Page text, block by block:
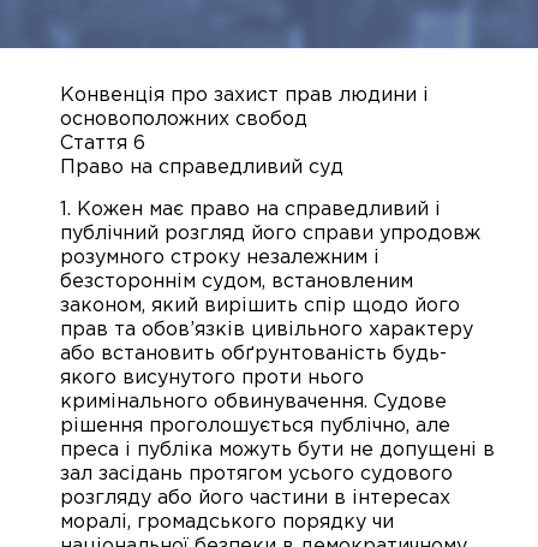
Конвенція про захист прав людини і
основоположних свобод
Стаття 6
Право на справедливий суд
1. Кожен має право на справедливий і
публічний розгляд його справи упродовж
розумного строку незалежним і
безстороннім судом, встановленим
законом, який вирішить спір щодо його
прав та обов’язків цивільного характеру
або встановить обґрунтованість будь-
якого висунутого проти нього
кримінального обвинувачення. Судове
рішення проголошується публічно, але
преса і публіка можуть бути не допущені в
зал засідань протягом усього судового
розгляду або його частини в інтересах
моралі, громадського порядку чи